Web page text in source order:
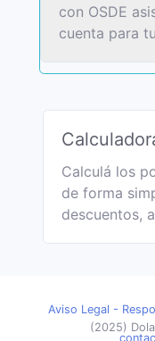
con OSDE
cuenta para
Calculá los
de forma
descuentos,
Aviso Legal -
(2025)